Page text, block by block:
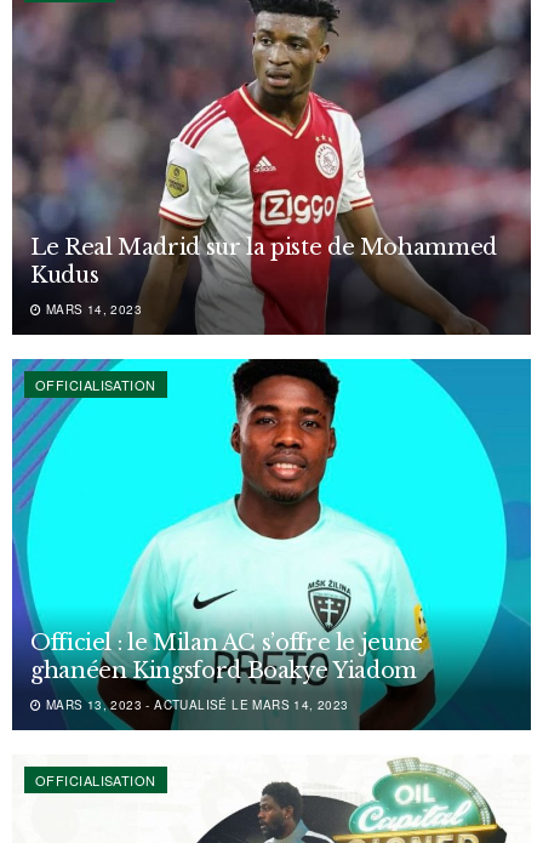
Le Real Madrid sur la piste de Mohammed
Kudus
MARS 14, 2023
OFFICIALISATION
Officiel : le Milan AC s’offre le jeune
ghanéen Kingsford Boakye Yiadom
MARS 13, 2023 - ACTUALISÉ LE MARS 14, 2023
OFFICIALISATION